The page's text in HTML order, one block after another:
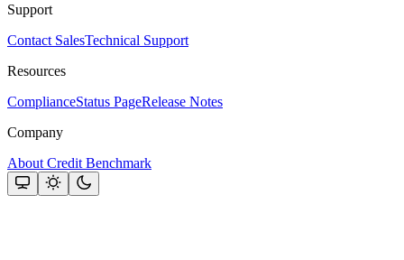
Support
Contact SalesTechnical Support
Resources
ComplianceStatus PageRelease Notes
Company
About Credit Benchmark